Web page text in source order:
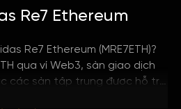
Re7 Ethereum
Re7 Ethereum (MRE7ETH)?
qua ví Web3, sàn giao dịch
các sàn tập trung được hỗ trợ
Hướng dẫn này sẽ giúp bạn